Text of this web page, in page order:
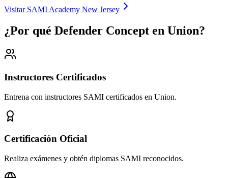
Visitar SAMI Academy New Jersey
¿Por qué Defender Concept en Union?
Instructores Certificados
Entrena con instructores SAMI certificados en Union.
Certificación Oficial
Realiza exámenes y obtén diplomas SAMI reconocidos.